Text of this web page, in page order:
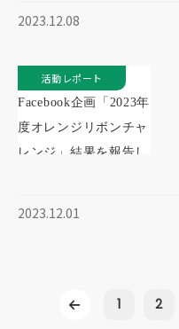
2023.12.08
2023.12.01
活動レポート
1 2